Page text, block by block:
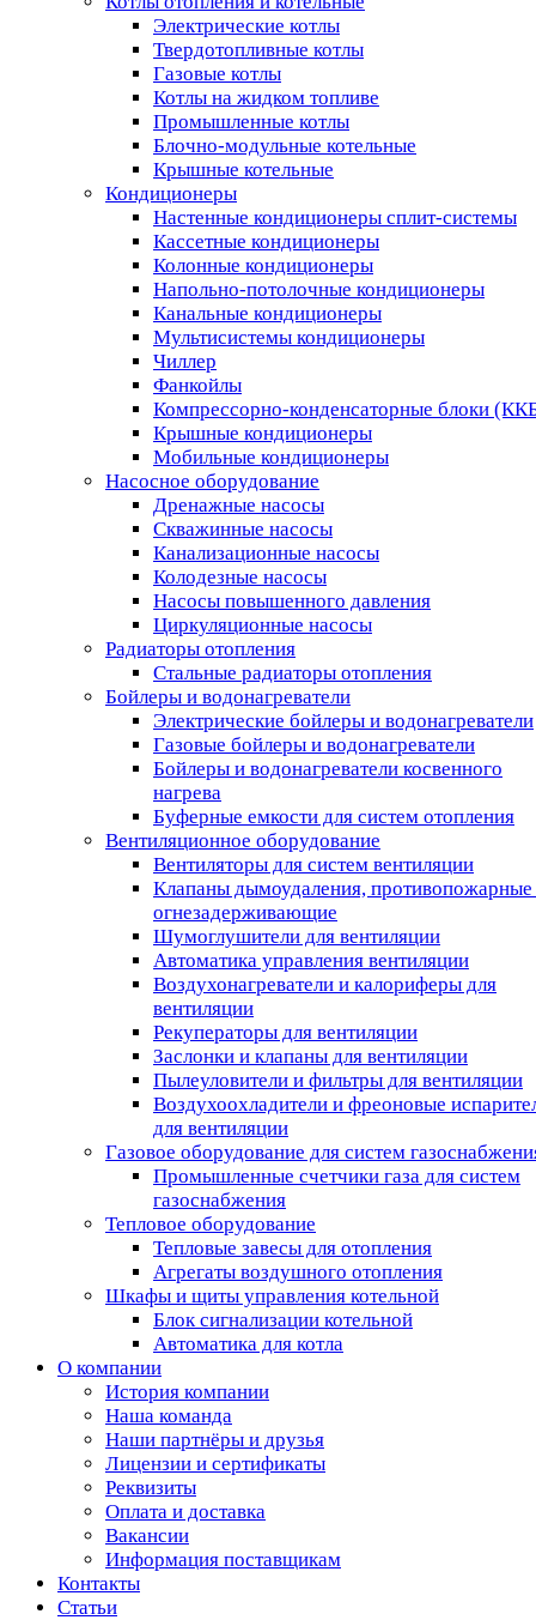
Электрические котлы
Твердотопливные котлы
Газовые котлы
Котлы на жидком топливе
Промышленные котлы
Блочно-модульные котельные
Крышные котельные
Кондиционеры
Настенные кондиционеры сплит-системы
Кассетные кондиционеры
Колонные кондиционеры
Напольно-потолочные кондиционеры
Канальные кондиционеры
Мультисистемы кондиционеры
Чиллер
Фанкойлы
Компрессорно-конденсаторные блоки
Крышные кондиционеры
Мобильные кондиционеры
Насосное оборудование
Дренажные насосы
Скважинные насосы
Канализационные насосы
Колодезные насосы
Насосы повышенного давления
Циркуляционные насосы
Радиаторы отопления
Стальные радиаторы отопления
Бойлеры и водонагреватели
Электрические бойлеры и водонагреватели
Газовые бойлеры и водонагреватели
Бойлеры и водонагреватели косвенного
нагрева
Буферные емкости для систем отопления
Вентиляционное оборудование
Вентиляторы для систем вентиляции
Клапаны дымоудаления, противопожарные
огнезадерживающие
Шумоглушители для вентиляции
Автоматика управления вентиляции
Воздухонагреватели и калориферы для
вентиляции
Рекуператоры для вентиляции
Заслонки и клапаны для вентиляции
Пылеуловители и фильтры для вентиляции
Воздухоохладители и фреоновые
для вентиляции
Газовое оборудование для систем
Промышленные счетчики газа для систем
газоснабжения
Тепловое оборудование
Тепловые завесы для отопления
Агрегаты воздушного отопления
Шкафы и щиты управления котельной
Блок сигнализации котельной
Автоматика для котла
О компании
История компании
Наша команда
Наши партнёры и друзья
Лицензии и сертификаты
Реквизиты
Оплата и доставка
Вакансии
Информация поставщикам
Контакты
Статьи